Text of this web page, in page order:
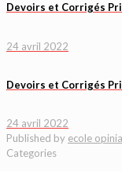
Devoirs et Corrigés
24 avril 2022
Devoirs et Corrigés
24 avril 2022
Published by ecole
Categories